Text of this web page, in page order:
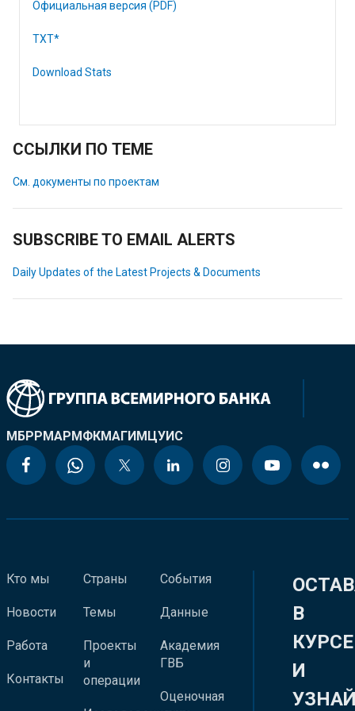
Официальная версия (PDF)
TXT*
Download Stats
ССЫЛКИ ПО ТЕМЕ
См. документы по проектам
SUBSCRIBE TO EMAIL ALERTS
Daily Updates of the Latest Projects & Documents
МБРРМАРМФКМАГИМЦУИС
Кто мы
Новости
Работа
Контакты
Страны
Темы
Проекты
и
операции
События
Данные
Академия
ГВБ
Оценочная
В
КУРСЕ
И